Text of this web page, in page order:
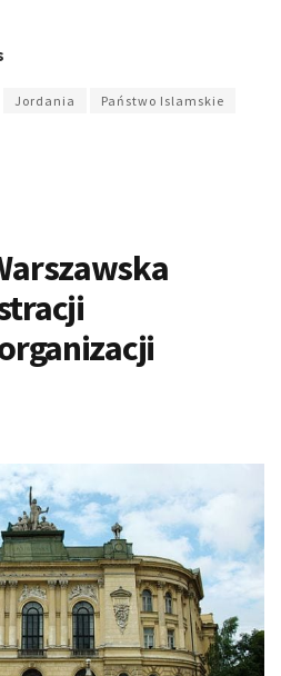
Jordania
Państwo Islamskie